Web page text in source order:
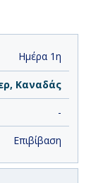
Ημέρα 1η
Καναδάς
-
Επιβίβαση